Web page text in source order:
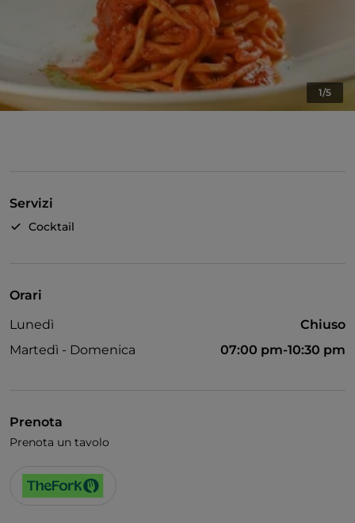
1/5
Servizi
Cocktail
Orari
Lunedì
Chiuso
Martedì - Domenica
07:00 pm-10:30 pm
Prenota
Prenota un tavolo